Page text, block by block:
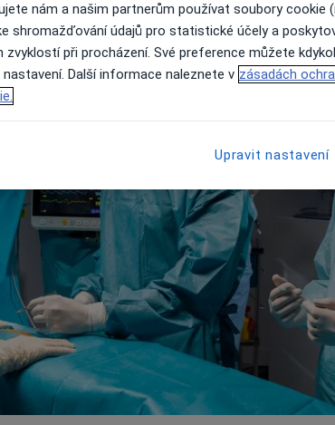
nám a našim partnerům používat soubory cookie
shromažďování údajů pro statistické účely a
zvyklostí při procházení. Své preference můžete
Další informace naleznete v zásadách
Upravit nastavení